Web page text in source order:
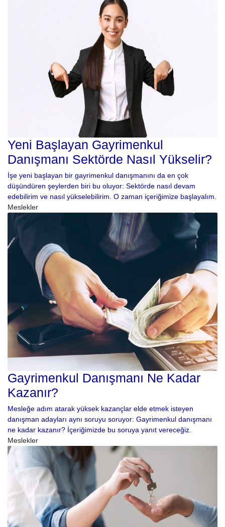
Yeni Başlayan Gayrimenkul
Danışmanı Sektörde Nasıl Yükselir?
İşe yeni başlayan bir gayrimenkul danışmanını da en çok
düşündüren şeylerden biri bu oluyor: Sektörde nasıl devam
edebilirim ve nasıl yükselebilirim. O zaman içeriğimize başlayalım.
Meslekler
Gayrimenkul Danışmanı Ne Kadar
Kazanır?
Mesleğe adım atarak yüksek kazançlar elde etmek isteyen
danışman adayları aynı soruyu soruyor: Gayrimenkul danışmanı
ne kadar kazanır? İçeriğimizde bu soruya yanıt vereceğiz.
Meslekler